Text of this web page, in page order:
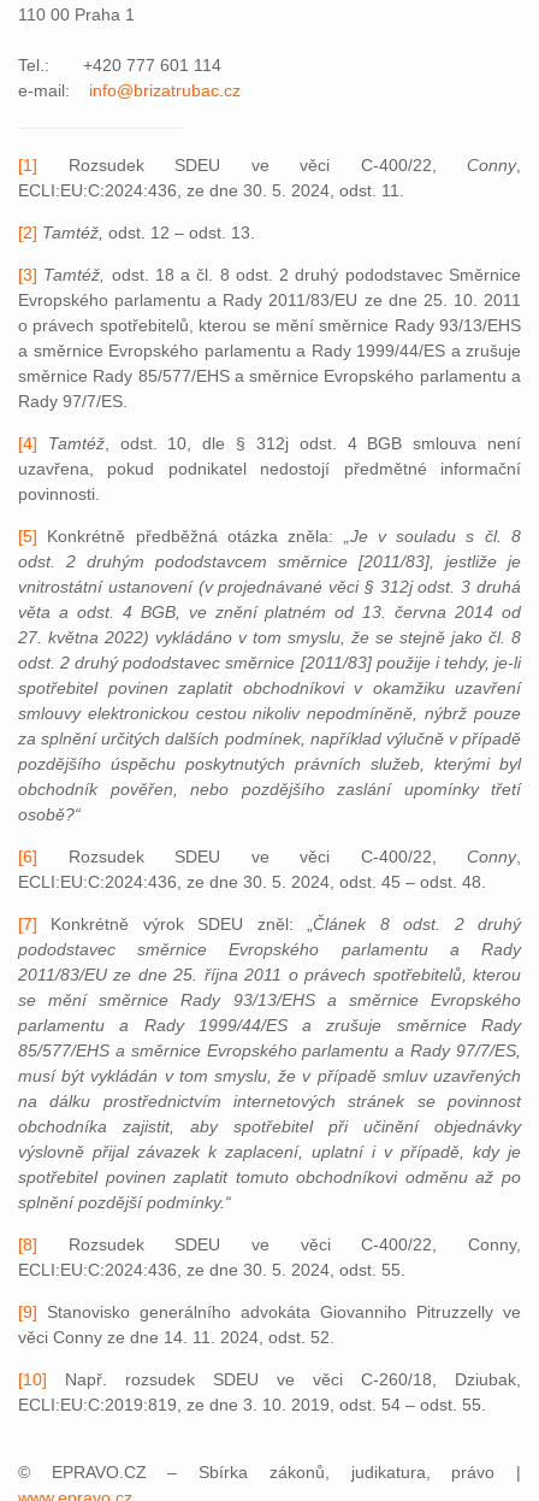
110 00 Praha 1
Tel.: +420 777 601 114
e-mail: info@brizatrubac.cz
[1] Rozsudek SDEU ve věci C-400/22, Conny,
ECLI:EU:C:2024:436, ze dne 30. 5. 2024, odst. 11.
[2] Tamtéž, odst. 12 – odst. 13.
[3] Tamtéž, odst. 18 a čl. 8 odst. 2 druhý pododstavec Směrnice
Evropského parlamentu a Rady 2011/83/EU ze dne 25. 10. 2011
o právech spotřebitelů, kterou se mění směrnice Rady 93/13/EHS
a směrnice Evropského parlamentu a Rady 1999/44/ES a zrušuje
směrnice Rady 85/577/EHS a směrnice Evropského parlamentu a
Rady 97/7/ES.
[4] Tamtéž, odst. 10, dle § 312j odst. 4 BGB smlouva není
uzavřena, pokud podnikatel nedostojí předmětné informační
povinnosti.
[5] Konkrétně předběžná otázka zněla:
„Je v souladu s čl. 8
odst. 2 druhým pododstavcem směrnice [2011/83], jestliže je
vnitrostátní ustanovení (v projednávané věci § 312j odst. 3 druhá
věta a odst. 4 BGB, ve znění platném od 13. června 2014 od
27. května 2022) vykládáno v tom smyslu, že se stejně jako čl. 8
odst. 2 druhý pododstavec směrnice [2011/83] použije i tehdy, je-li
spotřebitel povinen zaplatit obchodníkovi v okamžiku uzavření
smlouvy elektronickou cestou nikoliv nepodmíněně, nýbrž pouze
za splnění určitých dalších podmínek, například výlučně v případě
pozdějšího úspěchu poskytnutých právních služeb, kterými byl
obchodník pověřen, nebo pozdějšího zaslání upomínky třetí
osobě?“
[6] Rozsudek SDEU ve věci C-400/22, Conny,
ECLI:EU:C:2024:436, ze dne 30. 5. 2024, odst. 45 – odst. 48.
[7] Konkrétně výrok SDEU zněl: „Článek 8 odst. 2 druhý
pododstavec směrnice Evropského parlamentu a Rady
2011/83/EU ze dne 25. října 2011 o právech spotřebitelů, kterou
se mění směrnice Rady 93/13/EHS a směrnice Evropského
parlamentu a Rady 1999/44/ES a zrušuje směrnice Rady
85/577/EHS a směrnice Evropského parlamentu a Rady 97/7/ES,
musí být vykládán v tom smyslu, že v případě smluv uzavřených
na dálku prostřednictvím internetových stránek se povinnost
obchodníka zajistit, aby spotřebitel při učinění objednávky
výslovně přijal závazek k zaplacení, uplatní i v případě, kdy je
spotřebitel povinen zaplatit tomuto obchodníkovi odměnu až po
splnění pozdější podmínky.“
[8] Rozsudek SDEU ve věci C-400/22, Conny,
ECLI:EU:C:2024:436, ze dne 30. 5. 2024, odst. 55.
[9] Stanovisko generálního advokáta Giovanniho Pitruzzelly ve
věci Conny ze dne 14. 11. 2024, odst. 52.
[10] Např. rozsudek SDEU ve věci C-260/18, Dziubak,
ECLI:EU:C:2019:819, ze dne 3. 10. 2019, odst. 54 – odst. 55.
© EPRAVO.CZ – Sbírka zákonů, judikatura, právo |